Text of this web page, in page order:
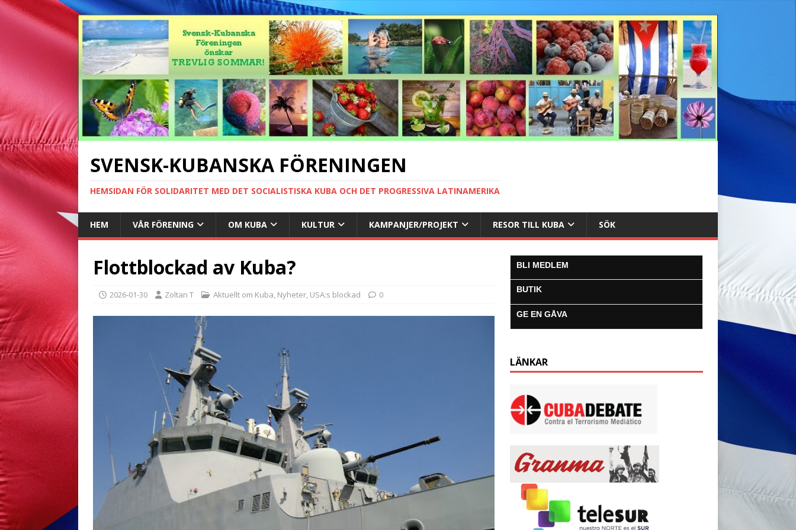
SVENSK-KUBANSKA FÖRENINGEN
HEMSIDAN FÖR SOLIDARITET MED DET SOCIALISTISKA KUBA OCH DET PROGRESSIVA LATINAMERIKA
HEM VÅR FÖRENING OM KUBA KULTUR KAMPANJER/PROJEKT RESOR TILL KUBA SÖK
Flottblockad av Kuba?
2026-01-30 Zoltan T Aktuellt om Kuba, Nyheter, USA:s blockad 0
BLI MEDLEM
BUTIK
GE EN GÅVA
LÄNKAR